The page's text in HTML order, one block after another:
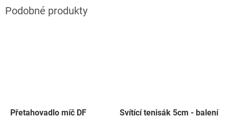
Přetahovadlo míč DF
Svítící tenisák 5cm - balení